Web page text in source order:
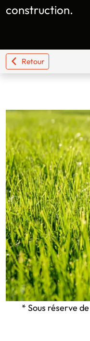
construction.
Retour
* Sous réserve